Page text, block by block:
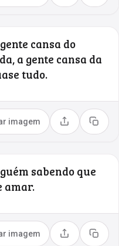
cansa do
a gente cansa da
tudo.
imagem Compartilhar
Copiar
sabendo que
amar.
imagem Compartilhar
Copiar